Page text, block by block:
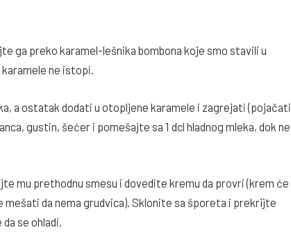
ga preko karamel-lešnika bombona koje smo stavili u
ne istopi.
a ostatak dodati u otopljene karamele i zagrejati (pojačati
gustin, šećer i pomešajte sa 1 dcl hladnog mleka, dok ne
mu prethodnu smesu i dovedite kremu da provri (krem će
da nema grudvica). Sklonite sa šporeta i prekrijte
se ohladi.